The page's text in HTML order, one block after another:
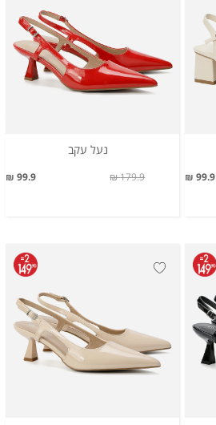
99.9 ₪
נעל עקב
99.9 ₪ 179.9 ₪